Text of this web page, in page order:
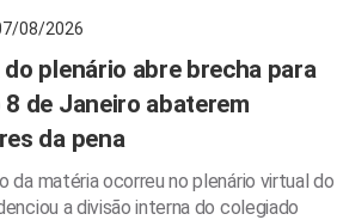
08/2026
plenário abre brecha para
8 de Janeiro abaterem
da pena
da matéria ocorreu no plenário virtual do
a divisão interna do colegiado